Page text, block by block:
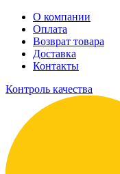
О компании
Оплата
Возврат товара
Доставка
Контакты
Контроль качества